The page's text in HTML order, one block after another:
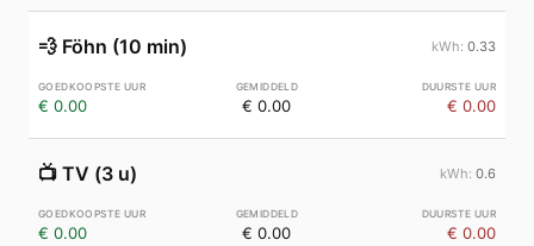
💨 Föhn (10 min) 0.33
€ 0.00 € 0.00 € 0.00
📺 TV (3 u) 0.6
€ 0.00 € 0.00 € 0.00